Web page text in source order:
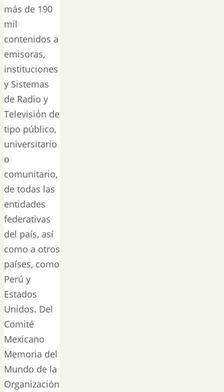
más de 190
mil
contenidos a
emisoras,
instituciones
y Sistemas
de Radio y
Televisión de
tipo público,
universitario
o
comunitario,
de todas las
entidades
federativas
del país, así
como a otros
países, como
Perú y
Estados
Unidos. Del
Comité
Mexicano
Memoria del
Mundo de la
Organización